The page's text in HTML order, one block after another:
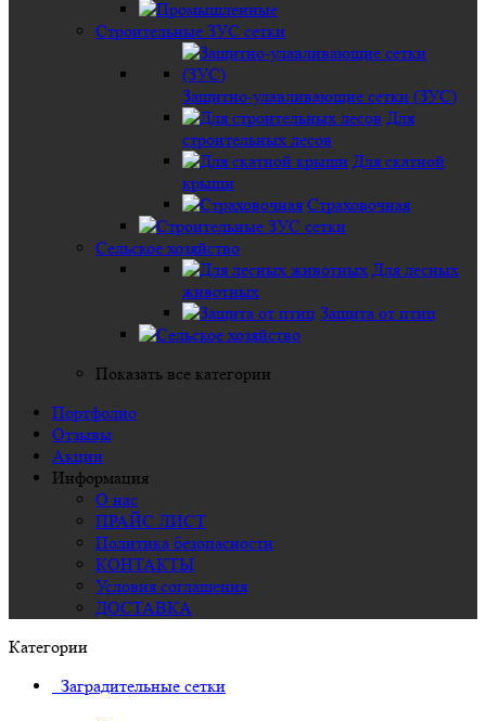
Строительные ЗУС сетки
Защитно-улавливающие сетки (ЗУС)
Для
строительных лесов
Для скатной
крыши
Страховочная
Сельское хозяйство
Для лесных
животных
Защита от птиц
Показать все категории
Портфолио
Отзывы
Акции
Информация
О нас
ПРАЙС ЛИСТ
Политика безопасности
КОНТАКТЫ
Условия соглашения
ДОСТАВКА
Категории
Заградительные сетки